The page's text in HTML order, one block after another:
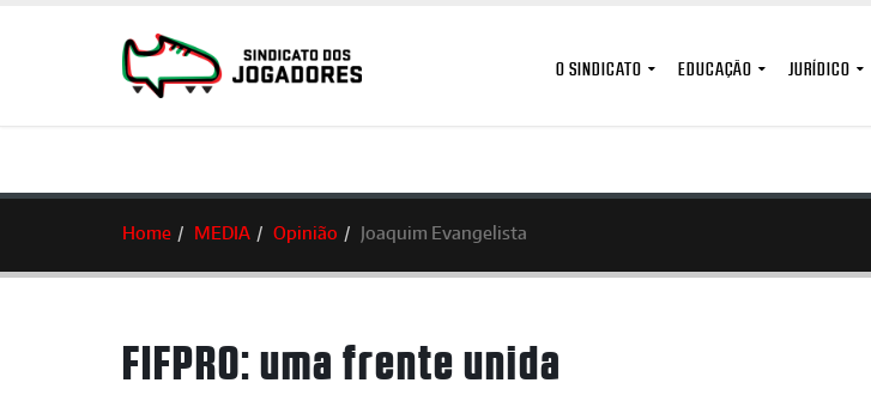
O SINDICATO EDUCAÇÃO JURÍDICO
Home MEDIA Opinião Joaquim Evangelista
FIFPRO: uma frente unida